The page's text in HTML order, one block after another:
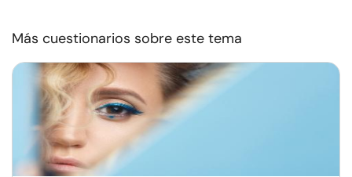
Más cuestionarios sobre este tema